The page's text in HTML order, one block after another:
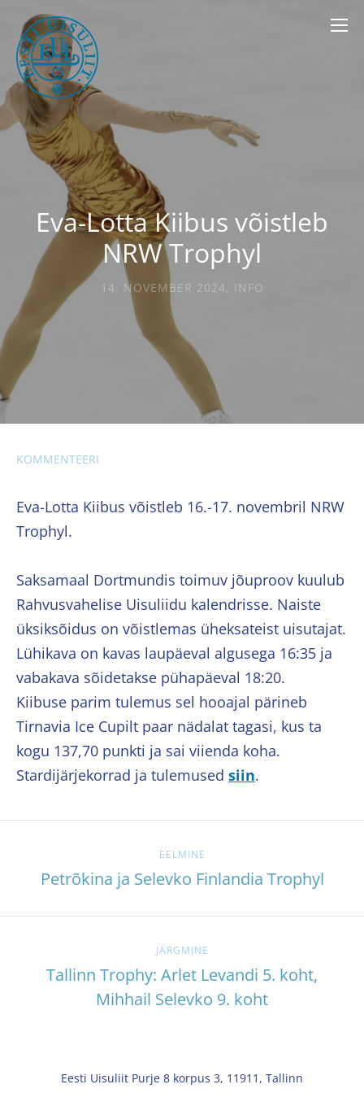
Eva-Lotta Kiibus võistleb
NRW Trophyl
14. NOVEMBER 2024, INFO
KOMMENTEERI
Eva-Lotta Kiibus võistleb 16.-17. novembril NRW
Trophyl.
Saksamaal Dortmundis toimuv jõuproov kuulub
Rahvusvahelise Uisuliidu kalendrisse. Naiste
üksiksõidus on võistlemas üheksateist uisutajat.
Lühikava on kavas laupäeval algusega 16:35 ja
vabakava sõidetakse pühapäeval 18:20.
Kiibuse parim tulemus sel hooajal pärineb
Tirnavia Ice Cupilt paar nädalat tagasi, kus ta
kogu 137,70 punkti ja sai viienda koha.
Stardijärjekorrad ja tulemused siin.
EELMINE
Petrõkina ja Selevko Finlandia Trophyl
JÄRGMINE
Tallinn Trophy: Arlet Levandi 5. koht,
Mihhail Selevko 9. koht
Eesti Uisuliit Purje 8 korpus 3, 11911, Tallinn